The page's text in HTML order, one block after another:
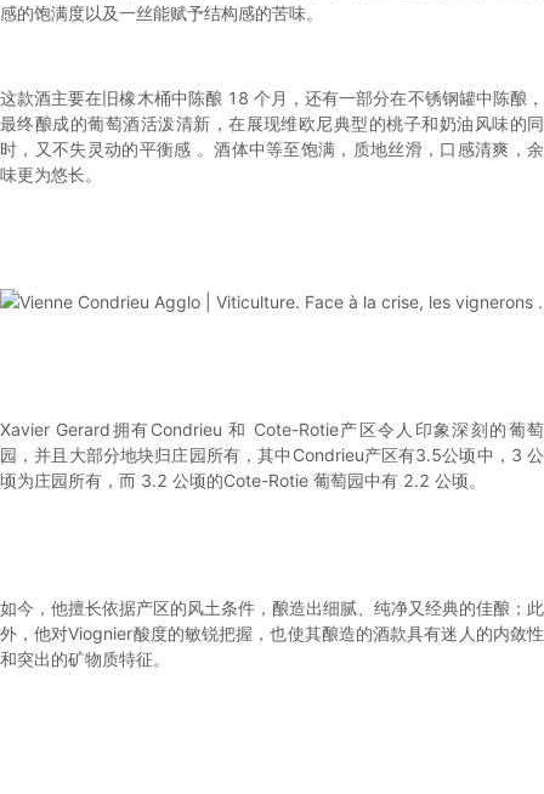
感的饱满度以及一丝能赋予结构感的苦味。
这款酒主要在旧橡木桶中陈酿 18 个月，还有一部分在不锈钢罐中陈酿，
最终酿成的葡萄酒活泼清新，在展现维欧尼典型的桃子和奶油风味的同
时，又不失灵动的平衡感 。酒体中等至饱满，质地丝滑，口感清爽，余
味更为悠长。
Xavier Gerard拥有Condrieu 和 Cote-Rotie产区令人印象深刻的葡萄
园，并且大部分地块归庄园所有，其中Condrieu产区有3.5公顷中，3 公
顷为庄园所有，而 3.2 公顷的Cote-Rotie 葡萄园中有 2.2 公顷。
如今，他擅长依据产区的风土条件，酿造出细腻、纯净又经典的佳酿；此
外，他对Viognier酸度的敏锐把握，也使其酿造的酒款具有迷人的内敛性
和突出的矿物质特征。